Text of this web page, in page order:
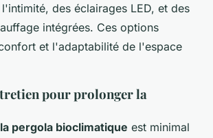
des éclairages LED, et des
intégrées. Ces options
et l'adaptabilité de l'espace
pour prolonger la
pergola bioclimatique est minimal